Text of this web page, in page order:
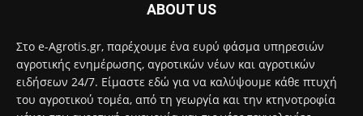
ABOUT US
Στο e-Agrotis.gr, παρέχουμε ένα ευρύ φάσμα υπηρεσιών
αγροτικής ενημέρωσης, αγροτικών νέων και αγροτικών
ειδήσεων 24/7. Είμαστε εδώ για να καλύψουμε κάθε πτυχή
του αγροτικού τομέα, από τη γεωργία και την κτηνοτροφία